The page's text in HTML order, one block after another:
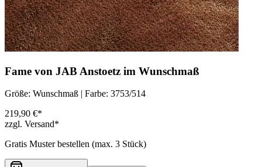
Fame von JAB Anstoetz im Wunschmaß
Größe: Wunschmaß | Farbe: 3753/514
219,90 €*
zzgl. Versand*
Gratis Muster bestellen (max. 3 Stück)